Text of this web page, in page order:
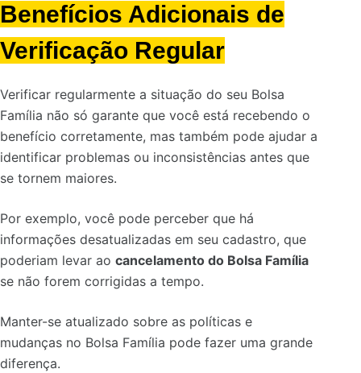
Benefícios Adicionais de
Verificação Regular
Verificar regularmente a situação do seu Bolsa
Família não só garante que você está recebendo o
benefício corretamente, mas também pode ajudar a
identificar problemas ou inconsistências antes que
se tornem maiores.
Por exemplo, você pode perceber que há
informações desatualizadas em seu cadastro, que
poderiam levar ao cancelamento do Bolsa Família
se não forem corrigidas a tempo.
Manter-se atualizado sobre as políticas e
mudanças no Bolsa Família pode fazer uma grande
diferença.